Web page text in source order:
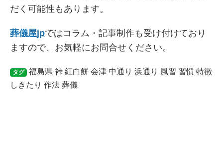
だく可能性もあります。
葬儀屋jpではコラム・記事制作も受け付けており
ますので、お気軽にお問合せください。
タグ 福島県 裃 紅白餅 会津 中通り 浜通り 風習 習慣 特徴
しきたり 作法 葬儀